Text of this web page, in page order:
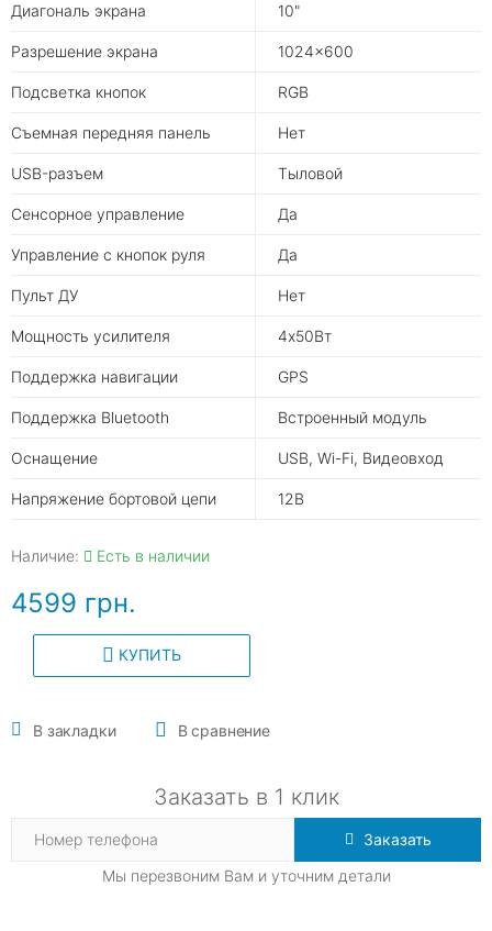
Диагональ экрана 10"
Разрешение экрана 1024×600
Подсветка кнопок RGB
Съемная передняя панель Нет
USB-разъем Тыловой
Сенсорное управление Да
Управление с кнопок руля Да
Пульт ДУ Нет
Мощность усилителя 4х50Вт
Поддержка навигации GPS
Поддержка Bluetooth Встроенный модуль
Оснащение USB, Wi-Fi, Видеовход
Напряжение бортовой цепи 12В
Наличие: Есть в наличии
4599 грн.
КУПИТЬ
В закладки В сравнение
Заказать в 1 клик
Заказать
Мы перезвоним Вам и уточним детали